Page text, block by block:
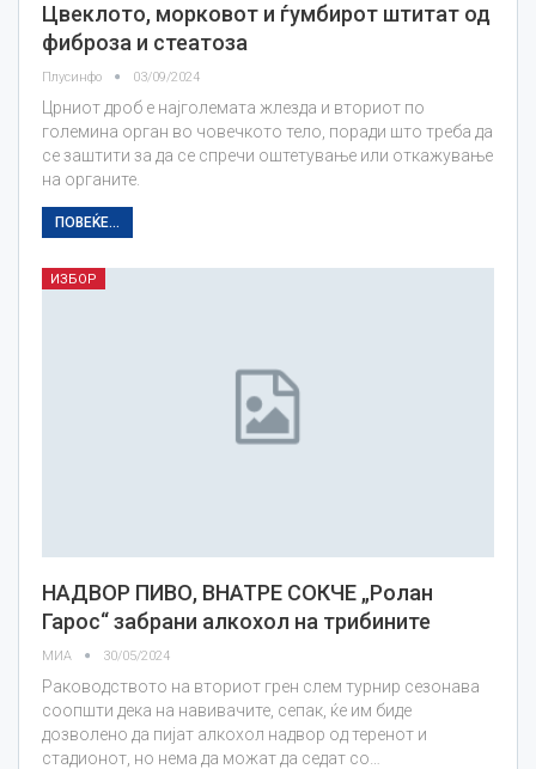
Цвеклото, морковот и ѓумбирот штитат од
фиброза и стеатоза
Плусинфо 03/09/2024
Црниот дроб е најголемата жлезда и вториот по
големина орган во човечкото тело, поради што треба да
се заштити за да се спречи оштетување или откажување
на органите.
ПОВЕЌЕ...
ИЗБОР
НАДВОР ПИВО, ВНАТРЕ СОКЧЕ „Ролан
Гарос“ забрани алкохол на трибините
МИА 30/05/2024
Раководството на вториот грен слем турнир сезонава
соопшти дека на навивачите, сепак, ќе им биде
дозволено да пијат алкохол надвор од теренот и
стадионот, но нема да можат да седат со…